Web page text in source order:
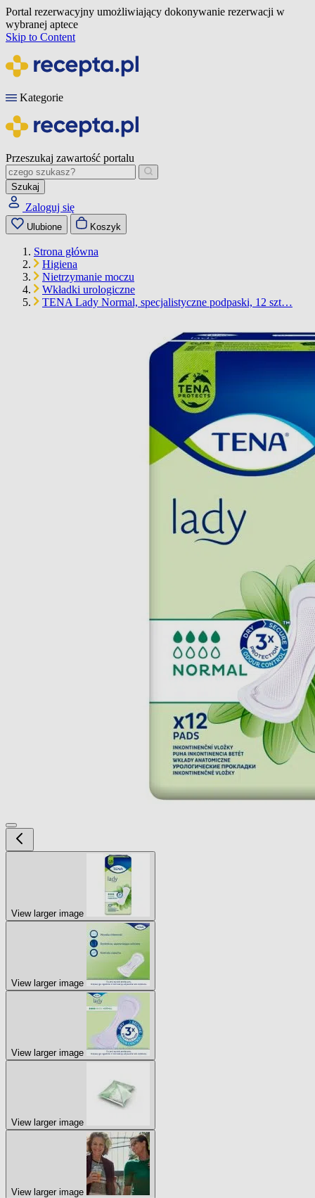
Portal rezerwacyjny umożliwiający dokonywanie rezerwacji w
wybranej aptece
Skip to Content
Kategorie
Przeszukaj zawartość portalu
Szukaj
Zaloguj się
Ulubione Koszyk
Strona główna
Higiena
Nietrzymanie moczu
Wkładki urologiczne
TENA Lady Normal, specjalistyczne podpaski, 12 szt…
View larger image
View larger image
View larger image
View larger image
View larger image